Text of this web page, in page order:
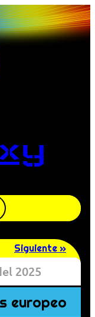
Siguiente »
2025
europeo